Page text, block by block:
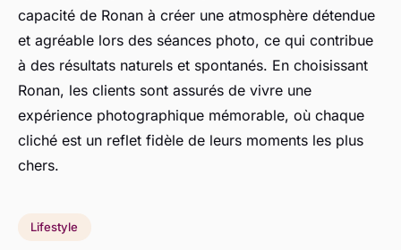
capacité de Ronan à créer une atmosphère détendue
et agréable lors des séances photo, ce qui contribue
à des résultats naturels et spontanés. En choisissant
Ronan, les clients sont assurés de vivre une
expérience photographique mémorable, où chaque
cliché est un reflet fidèle de leurs moments les plus
chers.
Lifestyle